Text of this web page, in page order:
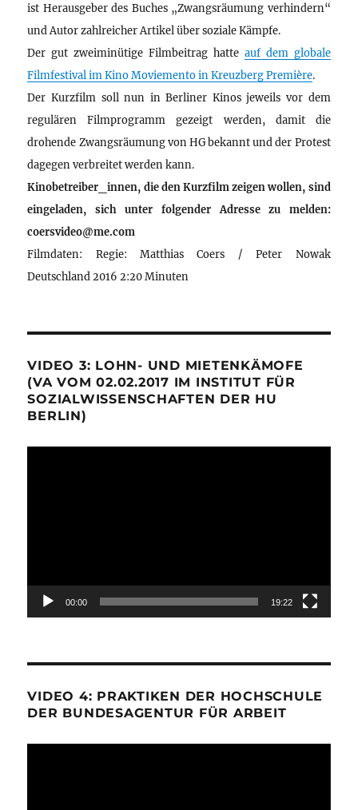
ist Herausgeber des Buches „Zwangsräumung verhindern“
und Autor zahlreicher Artikel über soziale Kämpfe.
Der gut zweiminütige Filmbeitrag hatte auf dem globale
Filmfestival im Kino Moviemento in Kreuzberg Première.
Der Kurzfilm soll nun in Berliner Kinos jeweils vor dem
regulären Filmprogramm gezeigt werden, damit die
drohende Zwangsräumung von HG bekannt und der Protest
dagegen verbreitet werden kann.
Kinobetreiber_innen, die den Kurzfilm zeigen wollen, sind
eingeladen, sich unter folgender Adresse zu melden:
coersvideo@me.com
Filmdaten: Regie: Matthias Coers / Peter Nowak
Deutschland 2016 2:20 Minuten
VIDEO 3: LOHN- UND MIETENKÄMOFE
(VA VOM 02.02.2017 IM INSTITUT FÜR
SOZIALWISSENSCHAFTEN DER HU
BERLIN)
00:00 19:22
VIDEO 4: PRAKTIKEN DER HOCHSCHULE
DER BUNDESAGENTUR FÜR ARBEIT